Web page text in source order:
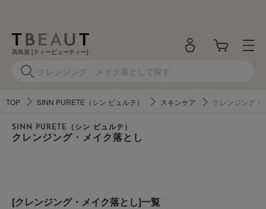
高島屋 [ティービューティー]
TOP SINN PURETE（シン ピュルテ） スキンケア クレンジング・
SINN PURETE（シン ピュルテ）
クレンジング・メイク落とし
[クレンジング・メイク落とし]一覧